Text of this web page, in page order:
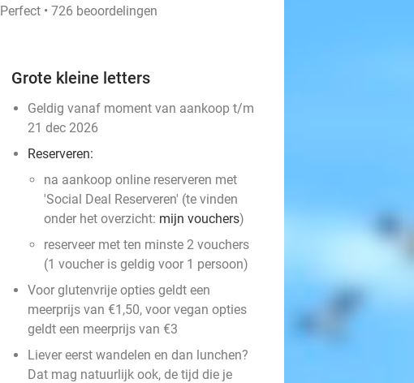
Perfect • 726 beoordelingen
Grote kleine letters
Geldig vanaf moment van aankoop t/m
21 dec 2026
Reserveren:
na aankoop online reserveren met
'Social Deal Reserveren' (te vinden
onder het overzicht: mijn vouchers)
reserveer met ten minste 2 vouchers
(1 voucher is geldig voor 1 persoon)
​Voor glutenvrije opties geldt een
meerprijs van €1,50, voor vegan opties
geldt een meerprijs van €3
Liever eerst wandelen en dan lunchen?
Dat mag natuurlijk ook, de tijd die je